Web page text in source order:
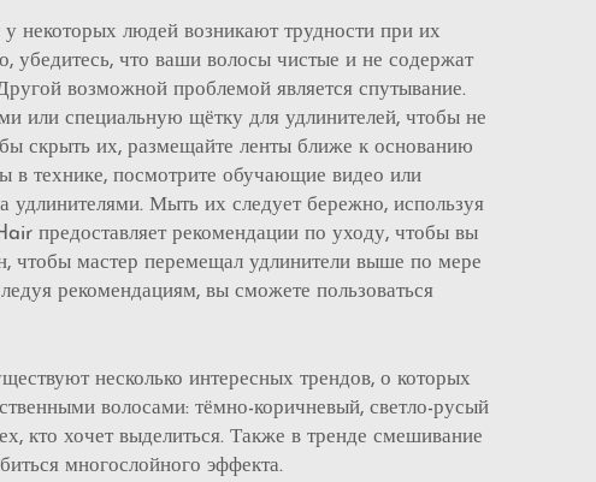
некоторых людей возникают трудности при их
убедитесь, что ваши волосы чистые и не содержат
возможной проблемой является спутывание.
или специальную щётку для удлинителей, чтобы не
скрыть их, размещайте ленты ближе к основанию
в технике, посмотрите обучающие видео или
удлинителями. Мыть их следует бережно, используя
предоставляет рекомендации по уходу, чтобы вы
чтобы мастер перемещал удлинители выше по мере
рекомендациям, вы сможете пользоваться
несколько интересных трендов, о которых
волосами: тёмно-коричневый, светло-русый
кто хочет выделиться. Также в тренде смешивание
многослойного эффекта.